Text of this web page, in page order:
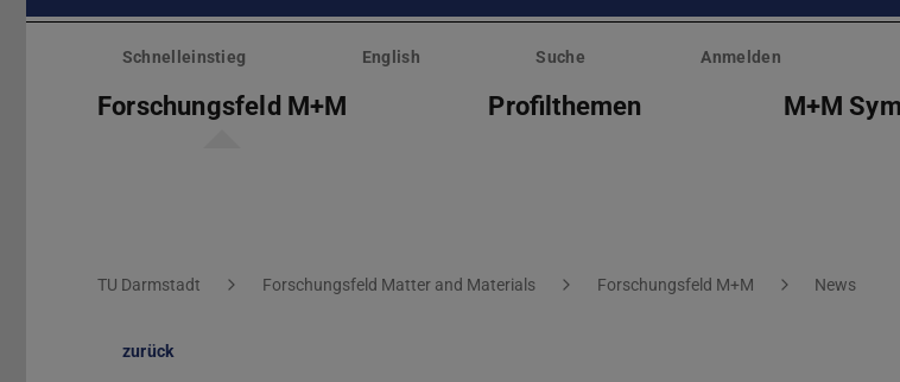
Menü
überspringenSchnelleinstieg English Suche Anmelden
Forschungsfeld M+M Profilthemen M+M
Sie befinden sich hier:
TU Darmstadt Forschungsfeld Matter and Materials Forschungsfeld M+M News
zurück